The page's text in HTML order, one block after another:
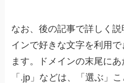
なお、後の記事で詳しく
インで好きな文字を利用
ます。ドメインの末尾にあ
「.jp」などは、「選ぶ」